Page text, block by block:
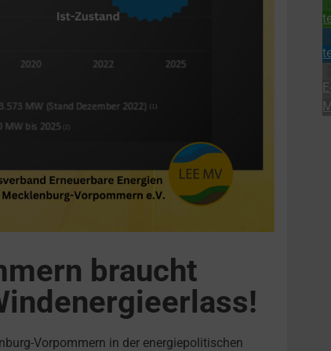
braucht
Vorpommern in der energiepolitischen